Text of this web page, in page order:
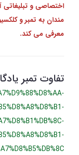
اختصاصی و تبلیغاتی
مندان به تمبر و
معرفی می‌ کند.
تفاوت تمبر